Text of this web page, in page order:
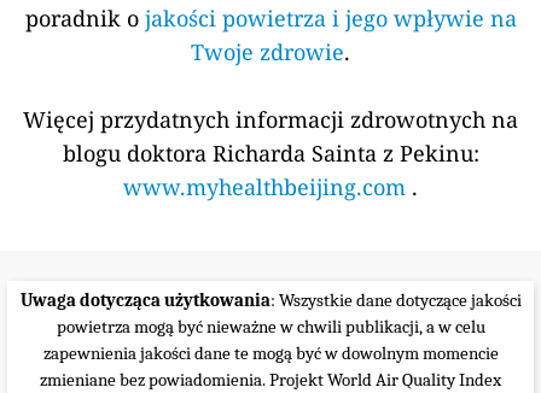
poradnik o jakości powietrza i jego wpływie na
Twoje zdrowie.
Więcej przydatnych informacji zdrowotnych na
blogu doktora Richarda Sainta z Pekinu:
www.myhealthbeijing.com .
Uwaga dotycząca użytkowania: Wszystkie dane dotyczące jakości
powietrza mogą być nieważne w chwili publikacji, a w celu
zapewnienia jakości dane te mogą być w dowolnym momencie
zmieniane bez powiadomienia. Projekt World Air Quality Index